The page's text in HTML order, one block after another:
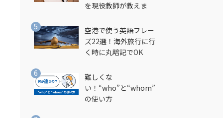
を現役教師が教えま
空港で使う英語フレー
ズ22選！海外旅行に行
く時に丸暗記でOK
難しくな
い！“who”と“whom”
の使い方